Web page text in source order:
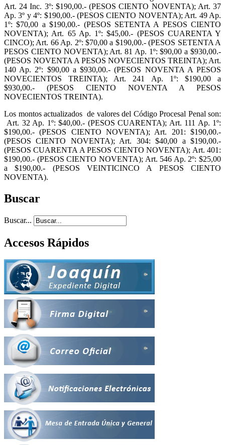
Art. 24 Inc. 3º: $190,00.- (PESOS CIENTO NOVENTA); Art. 37
Ap. 3º y 4º: $190,00.- (PESOS CIENTO NOVENTA); Art. 49 Ap.
1º: $70,00 a $190,00.- (PESOS SETENTA A PESOS CIENTO
NOVENTA); Art. 65 Ap. 1º: $45,00.- (PESOS CUARENTA Y
CINCO); Art. 66 Ap. 2º: $70,00 a $190,00.- (PESOS SETENTA A
PESOS CIENTO NOVENTA); Art. 81 Ap. 1º: $90,00 a $930,00.-
(PESOS NOVENTA A PESOS NOVECIENTOS TREINTA); Art.
140 Ap. 2º: $90,00 a $930,00.- (PESOS NOVENTA A PESOS
NOVECIENTOS TREINTA); Art. 241 Ap. 1º: $190,00 a
$930,00.- (PESOS CIENTO NOVENTA A PESOS
NOVECIENTOS TREINTA).
Los montos actualizados de valores del Código Procesal Penal son:
Art. 32 Ap. 1º: $40,00.- (PESOS CUARENTA); Art. 111 Ap. 1º:
$190,00.- (PESOS CIENTO NOVENTA); Art. 201: $190,00.-
(PESOS CIENTO NOVENTA); Art. 304: $40,00 a $190,00.-
(PESOS CUARENTA A PESOS CIENTO NOVENTA); Art. 401:
$190,00.- (PESOS CIENTO NOVENTA); Art. 546 Ap. 2º: $25,00
a $190,00.- (PESOS VEINTICINCO A PESOS CIENTO
NOVENTA).
Buscar
Buscar...
Accesos Rápidos